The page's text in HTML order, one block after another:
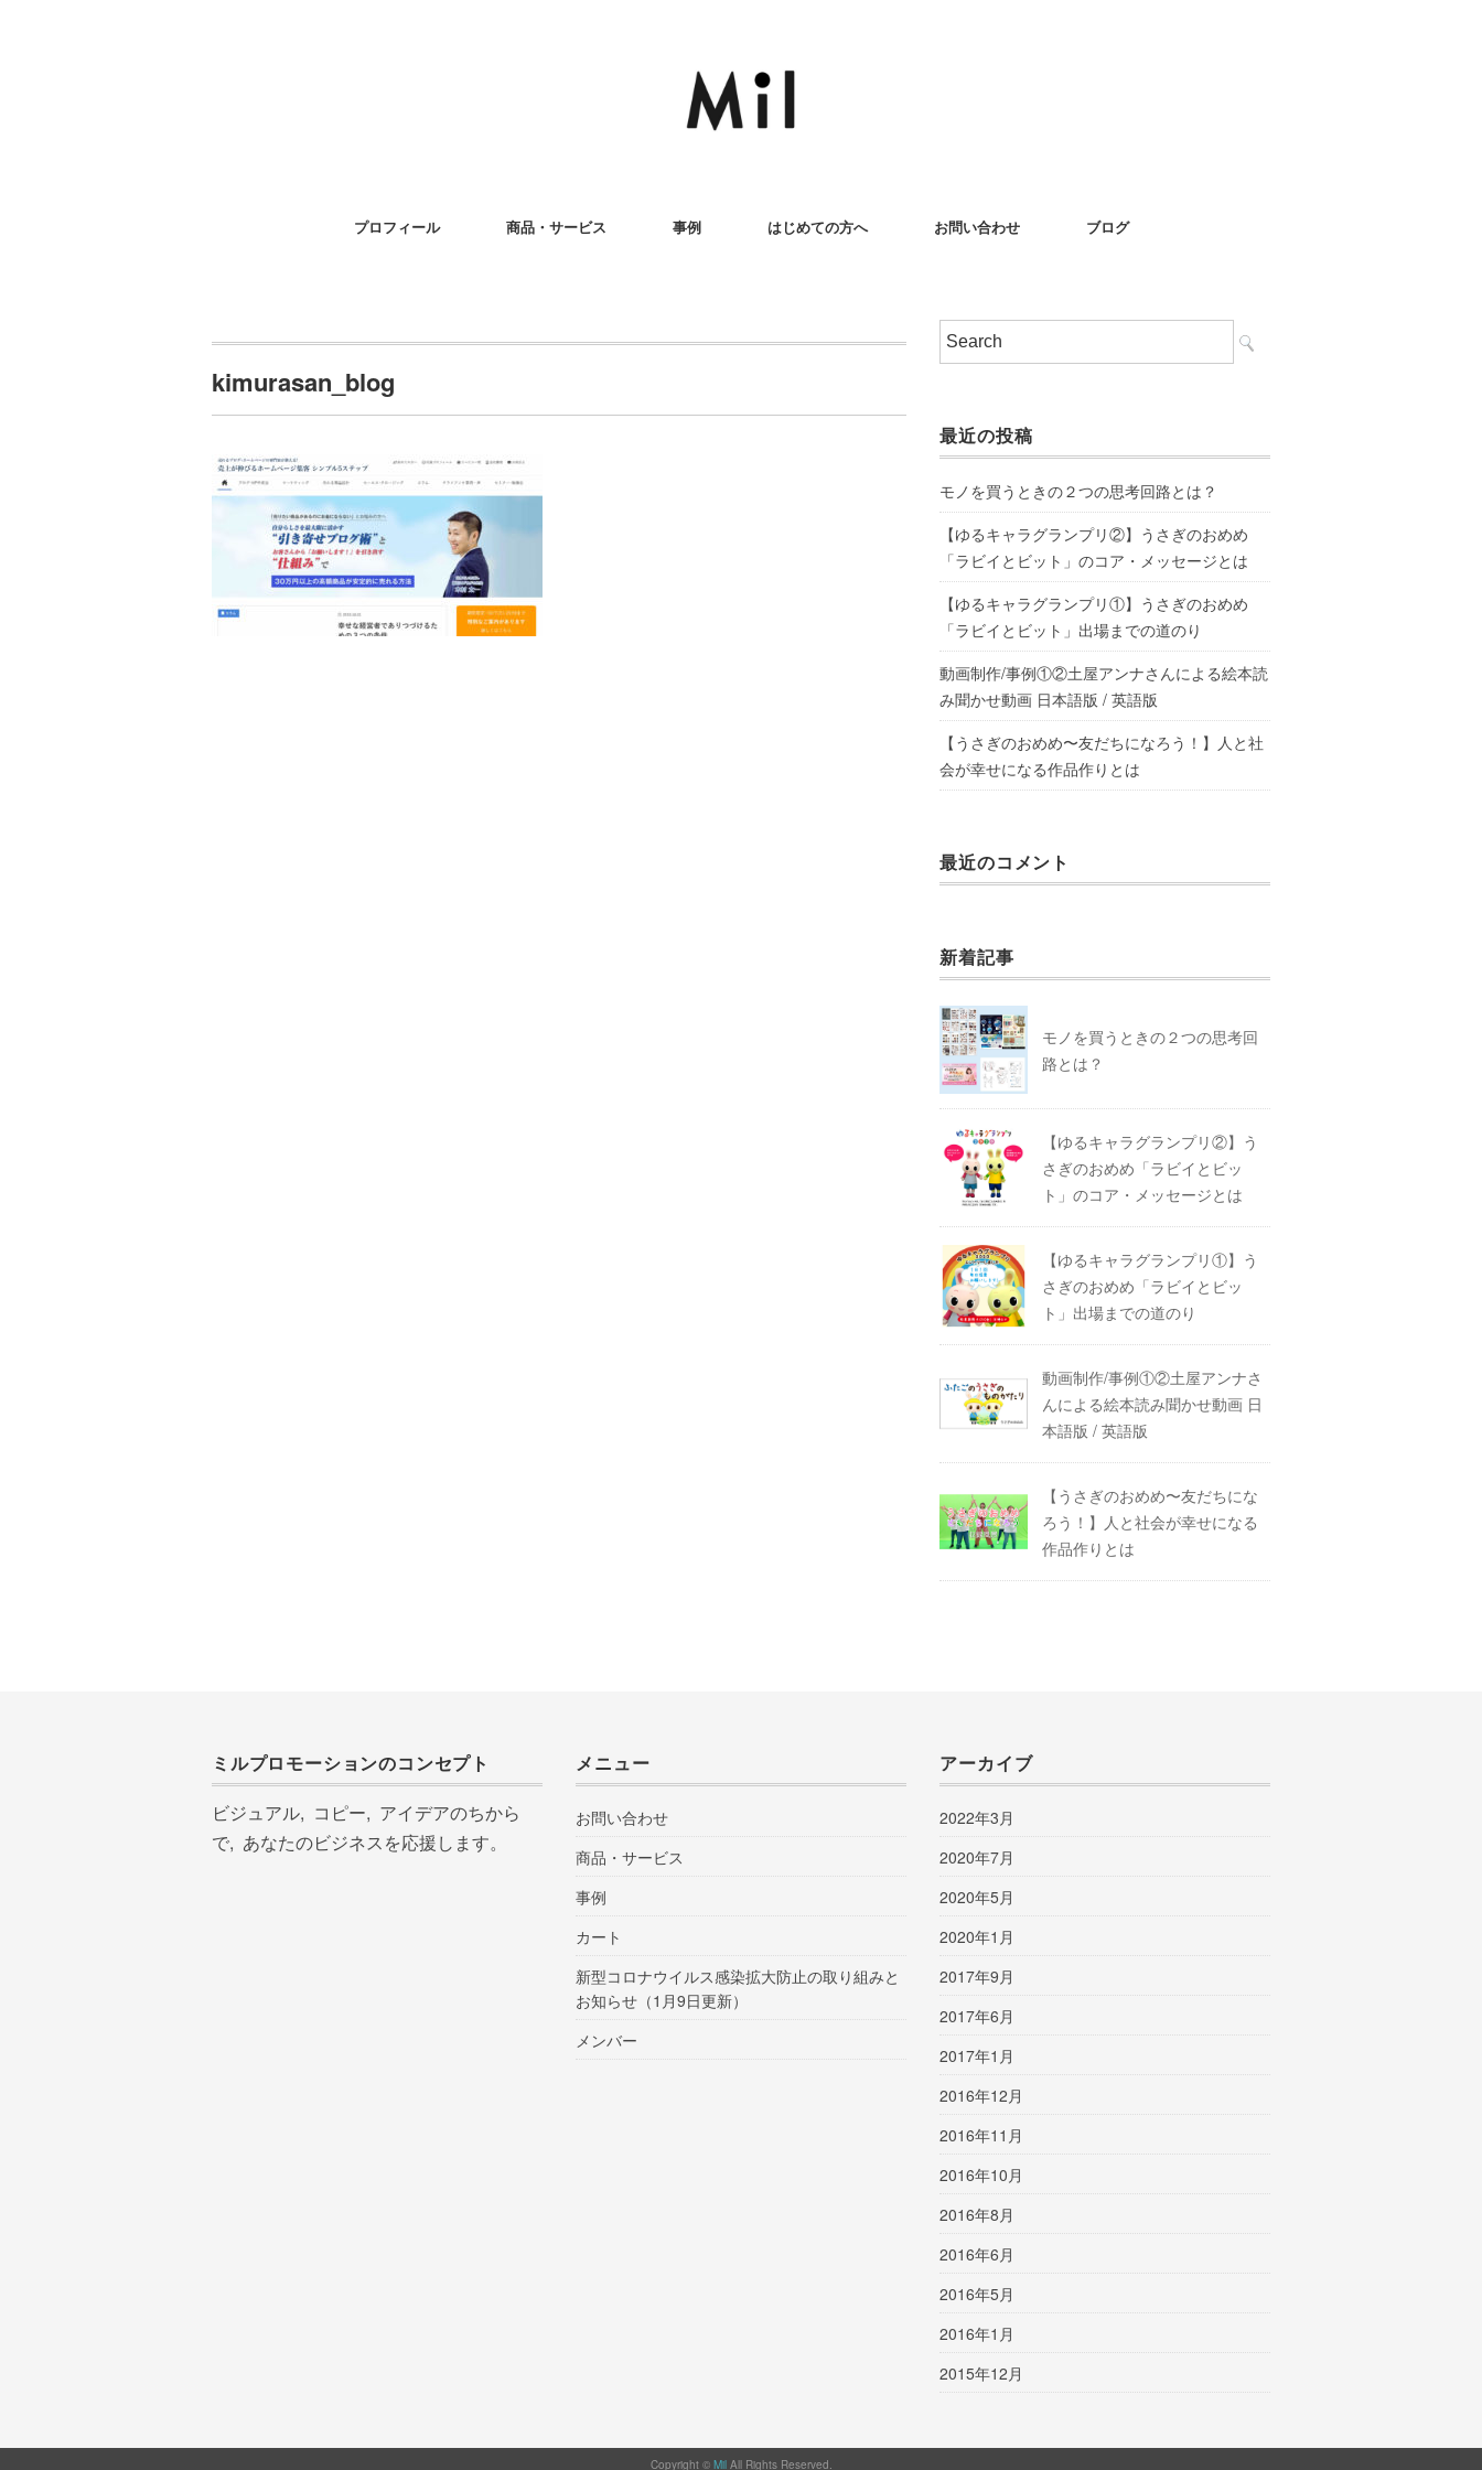
プロフィール 商品・サービス 事例 はじめての方へ お問い合わせ ブログ
kimurasan_blog
最近の投稿
モノを買うときの２つの思考回路とは？
【ゆるキャラグランプリ②】うさぎのおめめ
「ラビイとビット」のコア・メッセージとは
【ゆるキャラグランプリ①】うさぎのおめめ
「ラビイとビット」出場までの道のり
動画制作/事例①②土屋アンナさんによる絵本読
み聞かせ動画 日本語版 / 英語版
【うさぎのおめめ〜友だちになろう！】人と社
会が幸せになる作品作りとは
最近のコメント
新着記事
モノを買うときの２つの思考回
路とは？
【ゆるキャラグランプリ②】う
さぎのおめめ「ラビイとビッ
ト」のコア・メッセージとは
【ゆるキャラグランプリ①】う
さぎのおめめ「ラビイとビッ
ト」出場までの道のり
動画制作/事例①②土屋アンナさ
んによる絵本読み聞かせ動画 日
本語版 / 英語版
【うさぎのおめめ〜友だちにな
ろう！】人と社会が幸せになる
作品作りとは
ミルプロモーションのコンセプト
ビジュアル, コピー, アイデアのちから
で, あなたのビジネスを応援します。
メニュー
お問い合わせ
商品・サービス
事例
カート
新型コロナウイルス感染拡大防止の取り組みと
お知らせ（1月9日更新）
メンバー
アーカイブ
2022年3月
2020年7月
2020年5月
2020年1月
2017年9月
2017年6月
2017年1月
2016年12月
2016年11月
2016年10月
2016年8月
2016年6月
2016年5月
2016年1月
2015年12月
Copyright © Mil All Rights Reserved.